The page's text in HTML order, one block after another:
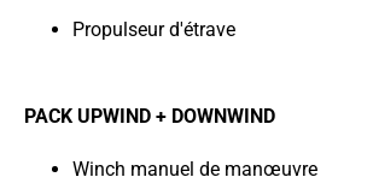
Propulseur d'étrave
PACK UPWIND + DOWNWIND
Winch manuel de manœuvre